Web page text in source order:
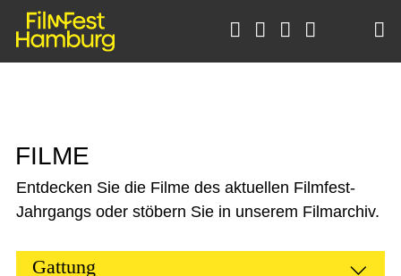
    
FILME
Entdecken Sie die Filme des aktuellen Filmfest-
Jahrgangs oder stöbern Sie in unserem Filmarchiv.